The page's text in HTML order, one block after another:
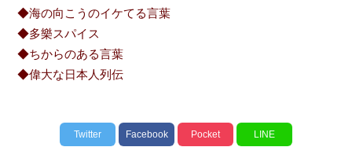
◆海の向こうのイケてる言葉
◆多樂スパイス
◆ちからのある言葉
◆偉大な日本人列伝
Twitter Facebook Pocket LINE